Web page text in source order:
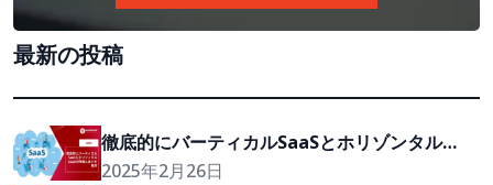
最新の投稿
徹底的にバーティカルSaaSとホリゾンタル
SaaSの特徴と違いを解説
2025年2月26日